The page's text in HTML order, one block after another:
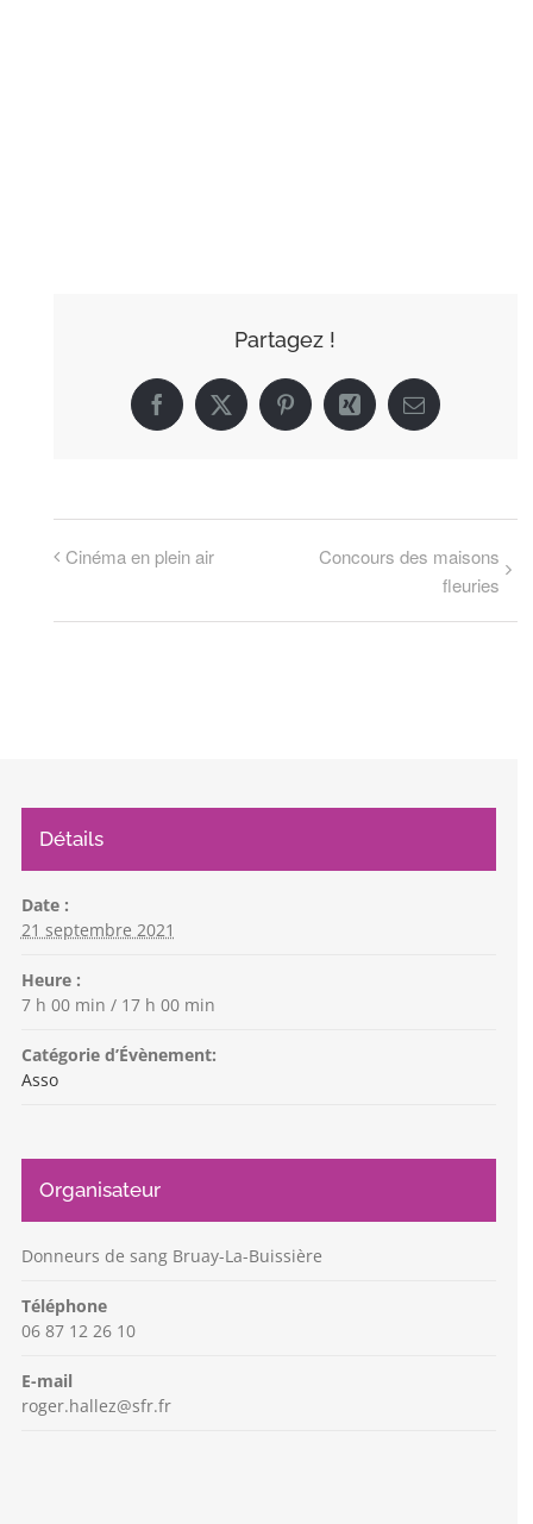
Partagez !
Facebook
X PinterestXing Email
Cinéma en plein air
Concours des maisons
fleuries
Détails
Date :
21 septembre 2021
Heure :
7 h 00 min / 17 h 00 min
Catégorie d’Évènement:
Asso
Organisateur
Donneurs de sang Bruay-La-Buissière
Téléphone
06 87 12 26 10
E-mail
roger.hallez@sfr.fr